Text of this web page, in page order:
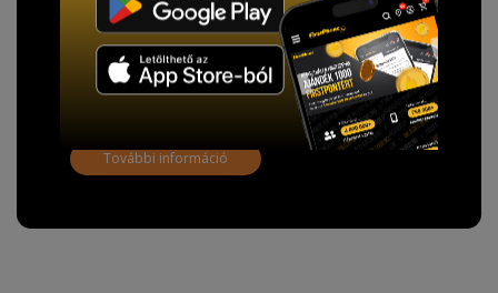
A Kormány döntése alapján a kereskedő minden tartós
adathordozó termék vásárlásakor köteles ingyenes
adattörlő kódot biztosítani.
További információ